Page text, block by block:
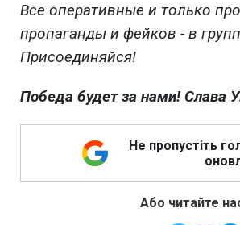
Все оперативные и только
пропаганды и фейков - в
Присоединяйся!
Победа будет за нами! Слава
Не пропустіть
Або читайте